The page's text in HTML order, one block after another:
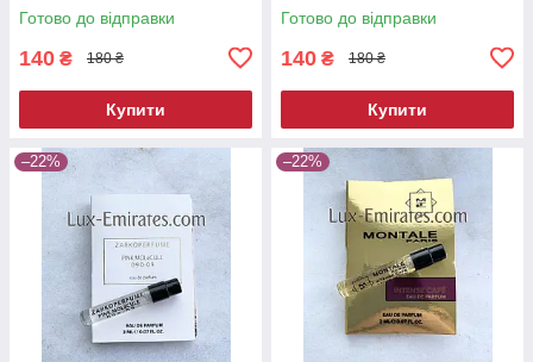
Готово до відправки
140 ₴ 180 ₴
Купити
Готово до відправки
140 ₴ 180 ₴
Купити
–22% –22%